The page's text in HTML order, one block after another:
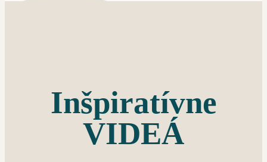
Inšpiratívne
VIDEÁ